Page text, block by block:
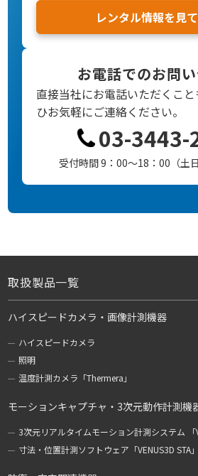
レンタル情報を見
お電話でのお問
直接当社にお電話いただくこ
ひお気軽にご連絡ください。
03-3443-
受付時間 9：00～18：00（土
取扱製品一覧
ハイスピードカメラ・画像計測機器
ハイスピードカメラ
照明
温度計測カメラ「Thermera」
モーションキャプチャ・3次元動作計測機
3次元リアルタイムモーション計測システム 「
寸法・位置計測ソフトウェア「VENUS3D STA」